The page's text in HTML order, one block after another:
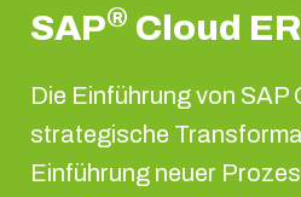
SAP® Cloud
Die Einführung von SAP
strategische
Einführung neuer